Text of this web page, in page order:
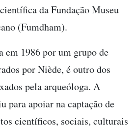
da Fundação Museu
(Fumdham).
em 1986 por um grupo de
por Niède, é outro dos
pela arqueóloga. A
para apoiar na captação de
científicos, sociais, culturais